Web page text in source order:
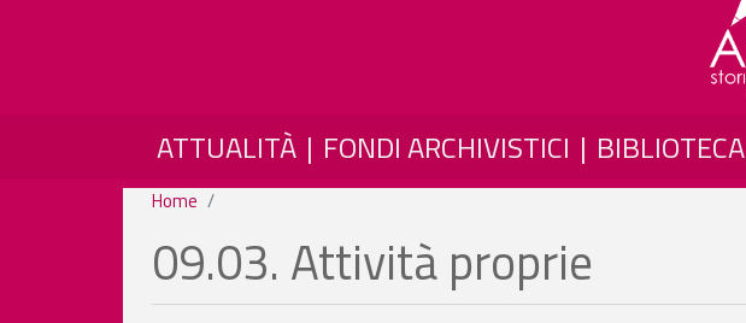
MAIN NAVIGATION
ATTUALITÀ FONDI ARCHIVISTICI BIBLIOTECA
Home
09.03. Attività proprie